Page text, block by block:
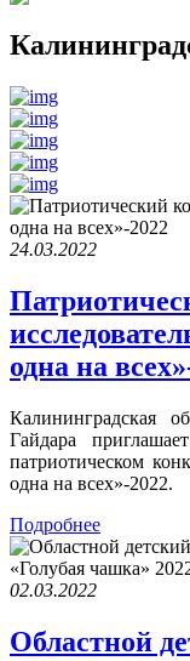
24.03.2022
одна на
Калининградская
Гайдара
патриотическом
одна на всех»-2022.
Подробнее
02.03.2022
Областной